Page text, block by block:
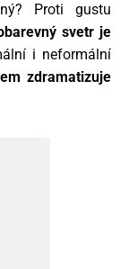
Proti gustu
svetr je
i neformální
zdramatizuje